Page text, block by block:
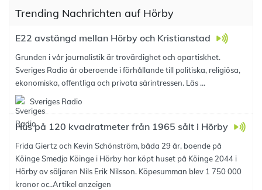
Trending Nachrichten auf Hörby
E22 avstängd mellan Hörby och Kristianstad
Grunden i vår journalistik är trovärdighet och opartiskhet.
Sveriges Radio är oberoende i förhållande till politiska, religiösa,
ekonomiska, offentliga och privata särintressen. Läs ...
Sveriges Radio
Hus på 120 kvadratmeter från 1965 sålt i Hörby
Frida Giertz och Kevin Schönström, båda 29 år, boende på
Köinge Smedja Köinge i Hörby har köpt huset på Köinge 2044 i
Hörby av säljaren Nils Erik Nilsson. Köpesumman blev 1 750 000
kronor oc..Artikel anzeigen